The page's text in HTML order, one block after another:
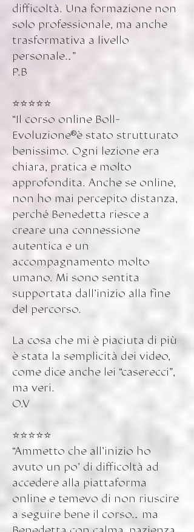
difficoltà. Una formazione non
solo professionale, ma anche
trasformativa a livello
personale…”
P.B
⭐️⭐️⭐️⭐️⭐️
“Il corso online Boll-
Evoluzione®️è stato strutturato
benissimo. Ogni lezione era
chiara, pratica e molto
approfondita. Anche se online,
non ho mai percepito distanza,
perché Benedetta riesce a
creare una connessione
autentica e un
accompagnamento molto
umano. Mi sono sentita
supportata dall’inizio alla fine
del percorso.
La cosa che mi è piaciuta di più
è stata la semplicità dei video,
come dice anche lei “caserecci”,
ma veri.
O.V
⭐️⭐️⭐️⭐️⭐️
“Ammetto che all’inizio ho
avuto un po’ di difficoltà ad
accedere alla piattaforma
online e temevo di non riuscire
a seguire bene il corso… ma